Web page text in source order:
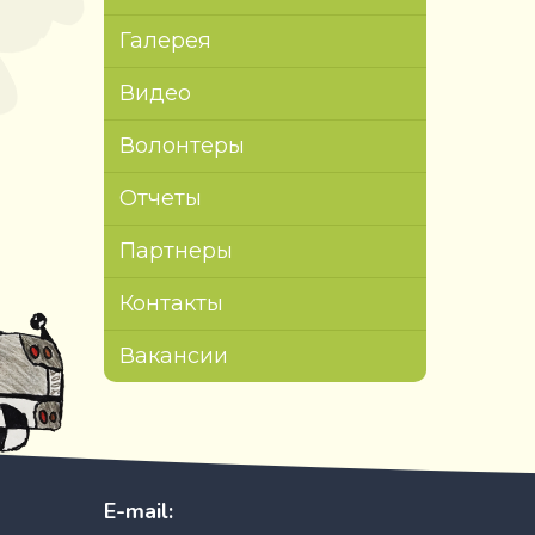
Галерея
Видео
Волонтеры
Отчеты
Партнеры
Контакты
Вакансии
E-mail: